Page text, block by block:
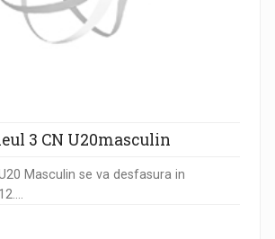
3 CN U20masculin
Masculin se va desfasura in